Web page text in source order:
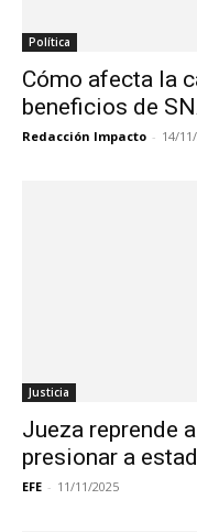
Política
Cómo afecta la
beneficios de
Redacción Impacto - 14/
Justicia
Jueza reprende
presionar a
EFE - 11/11/2025